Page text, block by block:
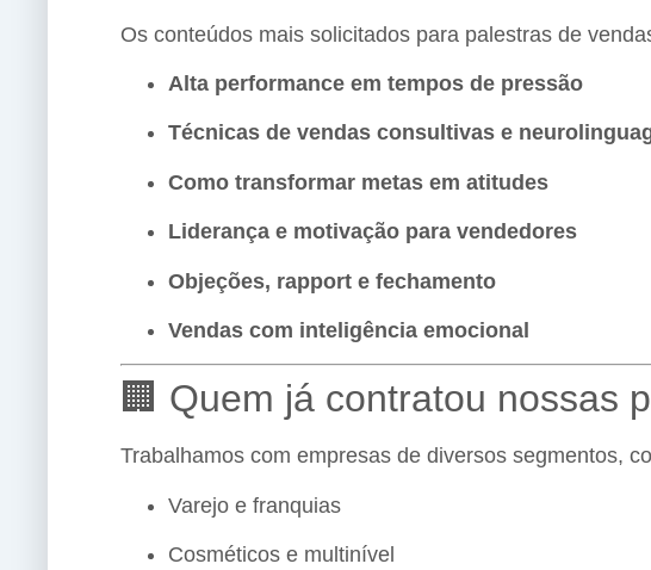
Os conteúdos mais solicitados para palestras de
Alta performance em tempos de pressão
Técnicas de vendas consultivas e
Como transformar metas em atitudes
Liderança e motivação para vendedores
Objeções, rapport e fechamento
Vendas com inteligência emocional
🏢 Quem já contratou nossas
Trabalhamos com empresas de diversos segmentos,
Varejo e franquias
Cosméticos e multinível